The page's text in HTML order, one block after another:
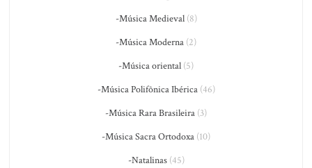
-Música Medieval(8)
-Música Moderna (2)
-Música oriental (5)
-Música Polifônica Ibérica(46)
-Música Rara Brasileira (3)
-Música Sacra Ortodoxa (10)
-Natalinas(45)